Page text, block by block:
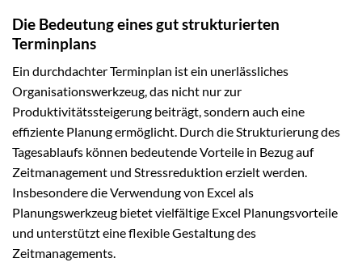
Die Bedeutung eines gut strukturierten
Terminplans
Ein durchdachter Terminplan ist ein unerlässliches
Organisationswerkzeug, das nicht nur zur
Produktivitätssteigerung beiträgt, sondern auch eine
effiziente Planung ermöglicht. Durch die Strukturierung des
Tagesablaufs können bedeutende Vorteile in Bezug auf
Zeitmanagement und Stressreduktion erzielt werden.
Insbesondere die Verwendung von Excel als
Planungswerkzeug bietet vielfältige Excel Planungsvorteile
und unterstützt eine flexible Gestaltung des
Zeitmanagements.